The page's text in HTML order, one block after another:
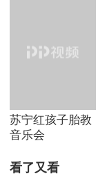
苏宁红孩子胎教
音乐会
看了又看